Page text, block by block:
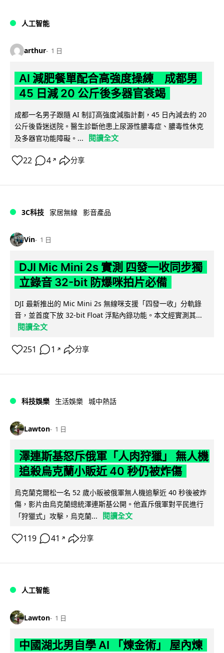
人工智能
arthur 1 日
AI 減肥餐單配合高強度操練 成都男
45 日減 20 公斤後多器官衰竭
成都一名男子跟隨 AI 制訂高強度減脂計劃，45 日內減去約 20
公斤後昏迷送院。醫生診斷他患上尿源性膿毒症、膿毒性休克
及多器官功能障礙。...
閱讀全文
22 4 ↗ 分享
3C科技 家居無線 影音產品
Vin 1 日
DJI Mic Mini 2s 實測 四發一收同步獨
立錄音 32-bit 防爆咪拍片必備
DJI 最新推出的 Mic Mini 2s 無線咪支援「四發一收」分軌錄
音，並首度下放 32-bit Float 浮點內錄功能。本文經實測其...
閱讀全文
251 1 ↗ 分享
科技娛樂 生活娛樂 城中熱話
Lawton 1 日
澤連斯基怒斥俄軍「人肉狩獵」 無人機
追殺烏克蘭小販近 40 秒仍被炸傷
烏克蘭克爾松一名 52 歲小販被俄軍無人機追擊近 40 秒後被炸
傷，影片由烏克蘭總統澤連斯基公開。他直斥俄軍對平民進行
「狩獵式」攻擊，烏克蘭...
閱讀全文
119 41 ↗ 分享
人工智能
Lawton 1 日
中國湖北男自學 AI 「煉金術」 屋內煉